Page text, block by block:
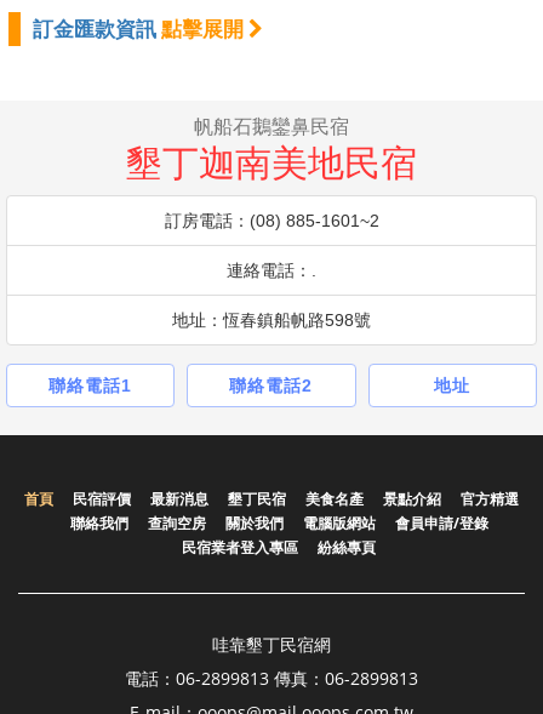
訂金匯款資訊 點擊展開
帆船石鵝鑾鼻民宿
墾丁迦南美地民宿
訂房電話：(08) 885-1601~2
連絡電話：.
地址：恆春鎮船帆路598號
聯絡電話1 聯絡電話2 地址
首頁 民宿評價 最新消息 墾丁民宿 美食名產 景點介紹
官方精選
聯絡我們
查詢空房 關於我們 電腦版網站
會員申請/登錄
民宿業者登入專區
紛絲專頁
哇靠墾丁民宿網
電話：06-2899813 傳真：06-2899813